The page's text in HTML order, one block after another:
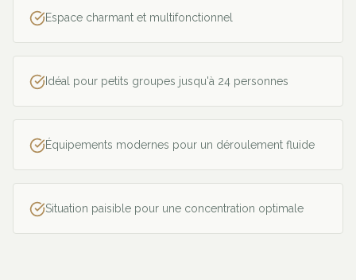
Espace charmant et multifonctionnel
Idéal pour petits groupes jusqu'à 24 personnes
Équipements modernes pour un déroulement fluide
Situation paisible pour une concentration optimale